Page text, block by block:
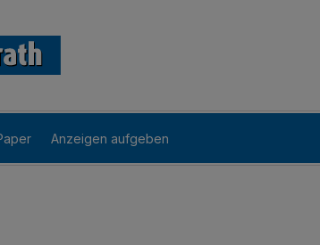
Anzeigen aufgeben